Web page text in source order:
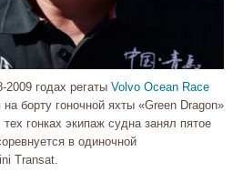
годах регаты Volvo Ocean Race
борту гоночной яхты «Green Dragon»
гонках экипаж судна занял пятое
в одиночной
Transat.